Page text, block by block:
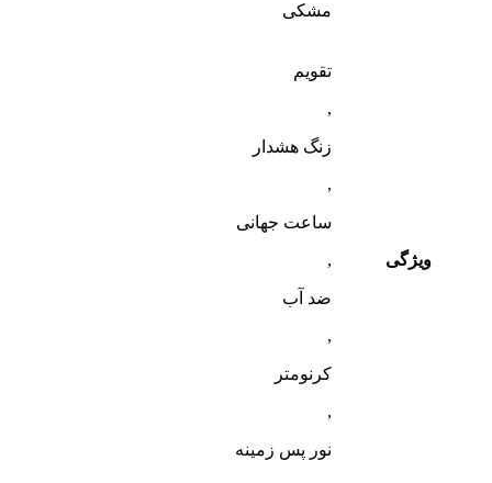
مشکی
ویژگی
تقویم
,
زنگ هشدار
,
ساعت جهانی
,
ضد آب
,
کرنومتر
,
نور پس زمینه